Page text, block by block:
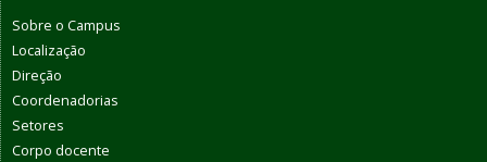
Sobre o Campus
Localização
Direção
Coordenadorias
Setores
Corpo docente